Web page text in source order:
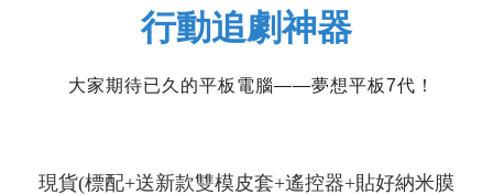
行動追劇神器
大家期待已久的平板電腦——夢想平板7代！
現貨(標配+送新款雙模皮套+遙控器+貼好納米膜